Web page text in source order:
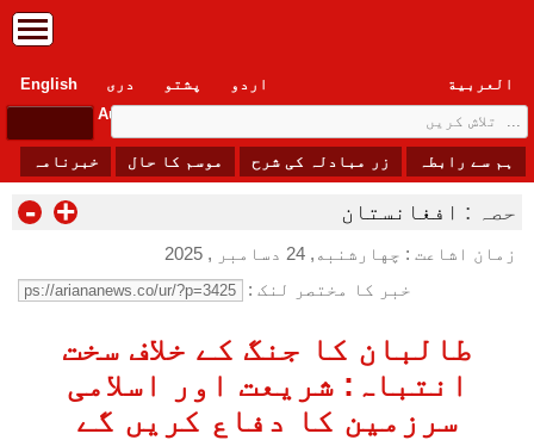
English دری پشتو العربیة
اردو
Sunday, 9 August , 2026
ہم سے رابطہ زر مبادلہ کی شرح موسم کا حال خبرنامہ
حصہ : افغانستان - +
زمان اشاعت : چهارشنبه, 24 دسامبر , 2025
خبر کا مختصر لنک :
طالبان کا جنگ کے خلاف سخت
انتباہ: شریعت اور اسلامی
سرزمین کا دفاع کریں گے